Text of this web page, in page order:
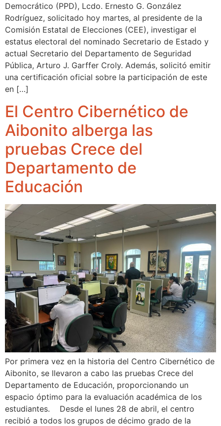
Democrático (PPD), Lcdo. Ernesto G. González
Rodríguez, solicitado hoy martes, al presidente de la
Comisión Estatal de Elecciones (CEE), investigar el
estatus electoral del nominado Secretario de Estado y
actual Secretario del Departamento de Seguridad
Pública, Arturo J. Garffer Croly. Además, solicitó emitir
una certificación oficial sobre la participación de este
en […]
El Centro Cibernético de
Aibonito alberga las
pruebas Crece del
Departamento de
Educación
Por primera vez en la historia del Centro Cibernético de
Aibonito, se llevaron a cabo las pruebas Crece del
Departamento de Educación, proporcionando un
espacio óptimo para la evaluación académica de los
estudiantes. Desde el lunes 28 de abril, el centro
recibió a todos los grupos de décimo grado de la